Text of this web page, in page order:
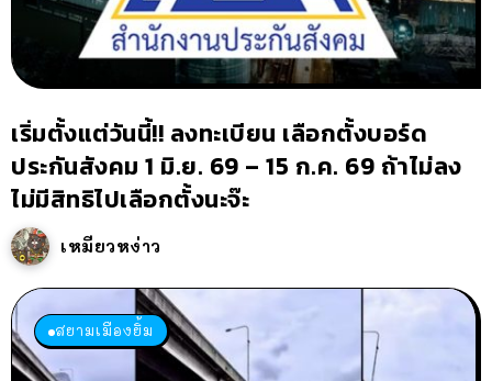
เริ่มตั้งแต่วันนี้!! ลงทะเบียน เลือกตั้งบอร์ด
ประกันสังคม 1 มิ.ย. 69 – 15 ก.ค. 69 ถ้าไม่ลง
ไม่มีสิทธิไปเลือกตั้งนะจ๊ะ
เหมียวหง่าว
สยามเมืองยิ้ม